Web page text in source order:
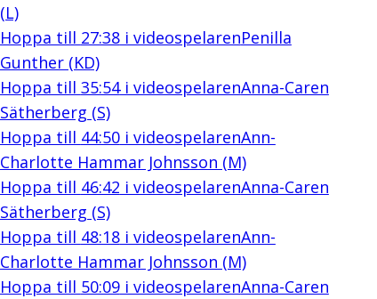
(L)
Hoppa till 27:38i videospelarenPenilla
Gunther (KD)
Hoppa till 35:54i videospelarenAnna-Caren
Sätherberg (S)
Hoppa till 44:50i videospelarenAnn-
Charlotte Hammar Johnsson (M)
Hoppa till 46:42 i videospelarenAnna-Caren
Sätherberg (S)
Hoppa till 48:18i videospelarenAnn-
Charlotte Hammar Johnsson (M)
Hoppa till 50:09i videospelarenAnna-Caren